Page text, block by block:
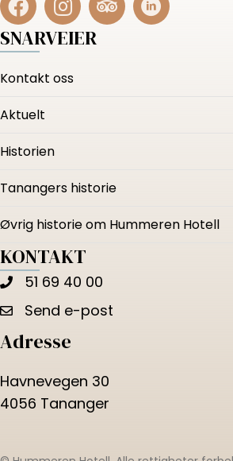
SNARVEIER
Kontakt oss
Aktuelt
Historien
Tanangers historie
Øvrig historie om Hummeren Hotell
KONTAKT
51 69 40 00
Send e-post
Adresse
Havnevegen 30
4056 Tananger